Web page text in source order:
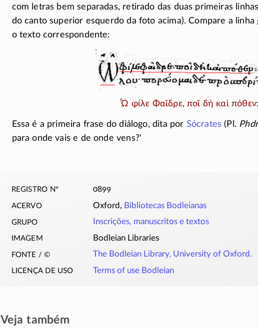
com letras bem separadas, retirado das duas primeiras
do canto superior esquerdo da foto acima). Compare a
o texto correspondente:
Ὦ φίλε Φαῖδρε, ποῖ δὴ καὶ πόθεν;
Essa é a primeira frase do diálogo, dita por Sócrates (Pl.
para onde vais e de onde vens?'
registro nº 0899
acervo Oxford, Bibliotecas Bodleianas
grupo Inscrições, manuscritos e textos
imagem Bodleian Libraries
fonte / © The Bodleian Library, University of Oxford.
licença de uso Terms of use Bodleian
Veja também